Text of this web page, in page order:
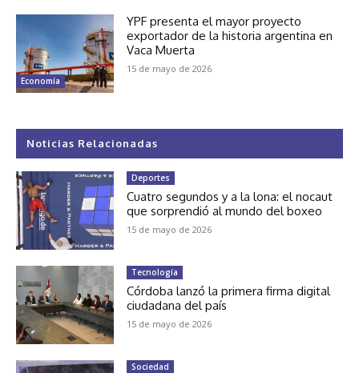
Economía
YPF presenta el mayor proyecto
exportador de la historia argentina en
Vaca Muerta
15 de mayo de 2026
Noticias Relacionadas
Deportes
Cuatro segundos y a la lona: el nocaut
que sorprendió al mundo del boxeo
15 de mayo de 2026
Tecnología
Córdoba lanzó la primera firma digital
ciudadana del país
15 de mayo de 2026
Sociedad